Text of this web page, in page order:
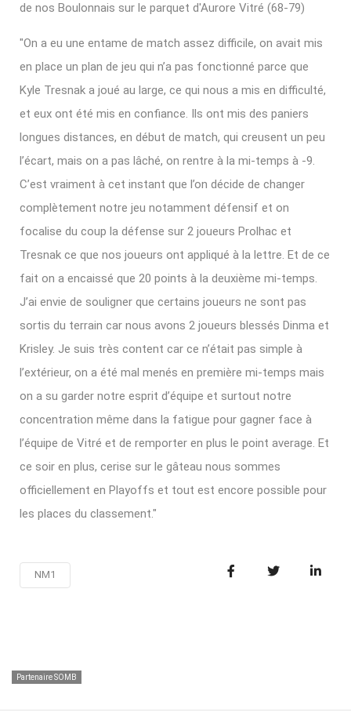
de nos Boulonnais sur le parquet d'Aurore Vitré (68-79)
"On a eu une entame de match assez difficile, on avait mis
en place un plan de jeu qui n’a pas fonctionné parce que
Kyle Tresnak a joué au large, ce qui nous a mis en difficulté,
et eux ont été mis en confiance. Ils ont mis des paniers
longues distances, en début de match, qui creusent un peu
l’écart, mais on a pas lâché, on rentre à la mi-temps à -9.
C’est vraiment à cet instant que l’on décide de changer
complètement notre jeu notamment défensif et on
focalise du coup la défense sur 2 joueurs Prolhac et
Tresnak ce que nos joueurs ont appliqué à la lettre. Et de ce
fait on a encaissé que 20 points à la deuxième mi-temps.
J’ai envie de souligner que certains joueurs ne sont pas
sortis du terrain car nous avons 2 joueurs blessés Dinma et
Krisley. Je suis très content car ce n’était pas simple à
l’extérieur, on a été mal menés en première mi-temps mais
on a su garder notre esprit d’équipe et surtout notre
concentration même dans la fatigue pour gagner face à
l’équipe de Vitré et de remporter en plus le point average. Et
ce soir en plus, cerise sur le gâteau nous sommes
officiellement en Playoffs et tout est encore possible pour
les places du classement."
NM1
Partenaire SOMB